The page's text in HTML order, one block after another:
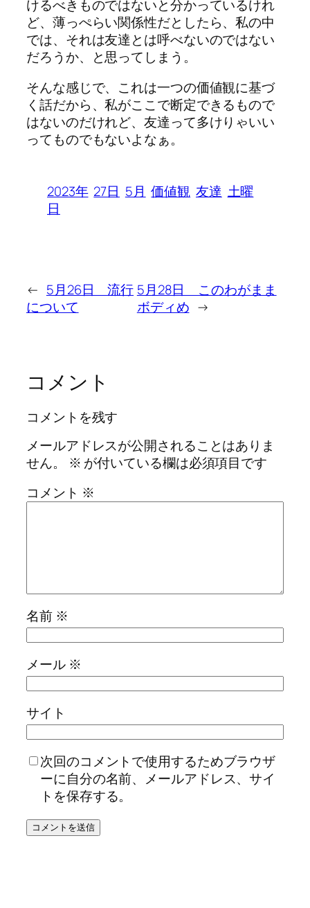
けるべきものではないと分かっているけれ
ど、薄っぺらい関係性だとしたら、私の中
では、それは友達とは呼べないのではない
だろうか、と思ってしまう。
そんな感じで、これは一つの価値観に基づ
く話だから、私がここで断定できるもので
はないのだけれど、友達って多けりゃいい
ってものでもないよなぁ。
2023年 27日 5月 価値観 友達 土曜
日
← 5月26日 流行
について
5月28日 このわがまま
ボディめ →
コメント
コメントを残す
メールアドレスが公開されることはありま
せん。
※ が付いている欄は必須項目です
コメント ※
名前 ※
メール ※
サイト
次回のコメントで使用するためブラウザ
ーに自分の名前、メールアドレス、サイ
トを保存する。